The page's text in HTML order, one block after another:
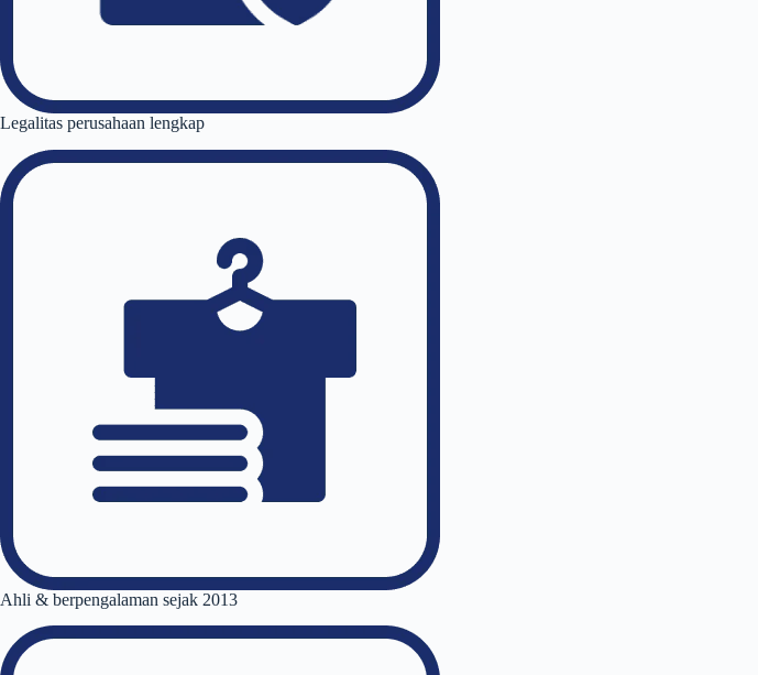
Legalitas perusahaan lengkap
Ahli & berpengalaman sejak 2013